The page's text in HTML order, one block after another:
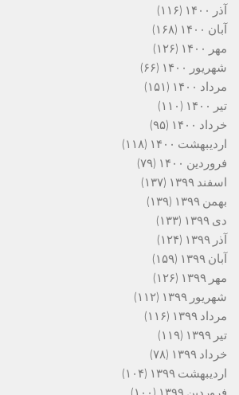
آذر ۱۴۰۰
(۱۱۶)
آبان ۱۴۰۰
(۱۶۸)
مهر ۱۴۰۰
(۱۲۶)
شهریور ۱۴۰۰
(۶۶)
مرداد ۱۴۰۰
(۱۵۱)
تیر ۱۴۰۰
(۱۱۰)
خرداد ۱۴۰۰
(۹۵)
اردیبهشت ۱۴۰۰
(۱۱۸)
فروردین ۱۴۰۰
(۷۹)
اسفند ۱۳۹۹
(۱۳۷)
بهمن ۱۳۹۹
(۱۳۹)
دی ۱۳۹۹
(۱۳۳)
آذر ۱۳۹۹
(۱۲۴)
آبان ۱۳۹۹
(۱۵۹)
مهر ۱۳۹۹
(۱۲۶)
شهریور ۱۳۹۹
(۱۱۲)
مرداد ۱۳۹۹
(۱۱۶)
تیر ۱۳۹۹
(۱۱۹)
خرداد ۱۳۹۹
(۷۸)
اردیبهشت ۱۳۹۹
(۱۰۴)